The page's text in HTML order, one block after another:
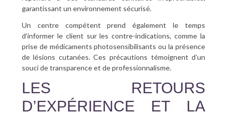
garantissant un environnement sécurisé.
Un centre compétent prend également le temps
d’informer le client sur les contre-indications, comme la
prise de médicaments photosensibilisants ou la présence
de lésions cutanées. Ces précautions témoignent d’un
souci de transparence et de professionnalisme.
LES RETOURS
D’EXPÉRIENCE ET LA